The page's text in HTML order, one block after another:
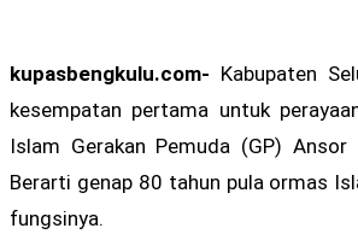
kupasbengkulu.com- Kabupaten
kesempatan pertama untuk
Islam Gerakan Pemuda (GP)
Berarti genap 80 tahun pula ormas
fungsinya.